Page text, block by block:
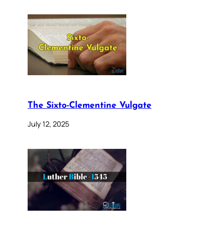
The Sixto-Clementine Vulgate
July 12, 2025